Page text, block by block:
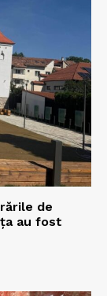
de
au fost